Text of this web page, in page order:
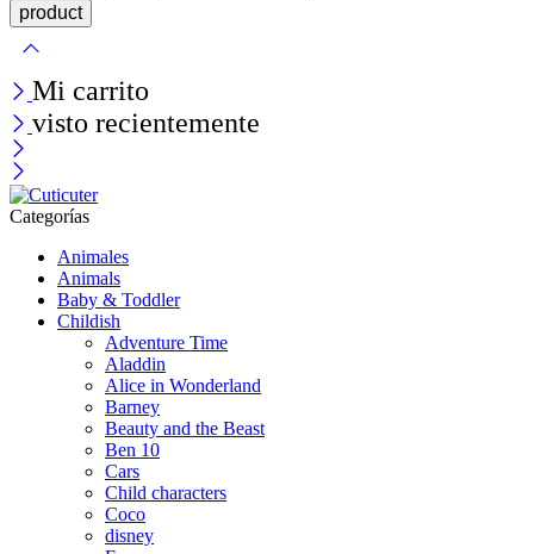
Mi carrito
visto recientemente
Categorías
Animales
Animals
Baby & Toddler
Childish
Adventure Time
Aladdin
Alice in Wonderland
Barney
Beauty and the Beast
Ben 10
Cars
Child characters
Coco
disney